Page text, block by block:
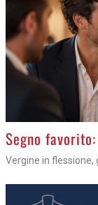
>
Segno
Vergine in flessione,